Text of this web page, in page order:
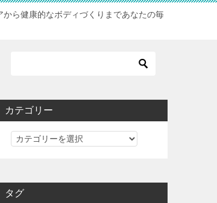
ら健康的なボディづくりまであなたの毎
カテゴリー
カ
リ
ー
タグ